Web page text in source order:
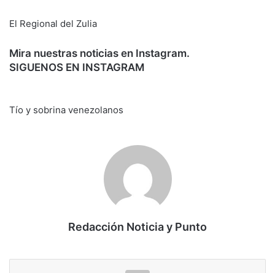
El Regional del Zulia
Mira nuestras noticias en Instagram.
SIGUENOS EN INSTAGRAM
Tío y sobrina venezolanos
Redacción Noticia y Punto